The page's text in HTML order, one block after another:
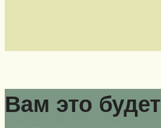
Вам это будет